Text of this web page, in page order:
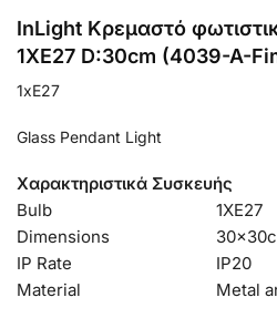
InLight Κρεμαστό
1XE27 D:30cm (4039-A-
1xE27
Glass Pendant Light
Χαρακτηριστικά Συσκευής
Bulb
1XE27
Dimensions
IP Rate
IP20
Material
Metal